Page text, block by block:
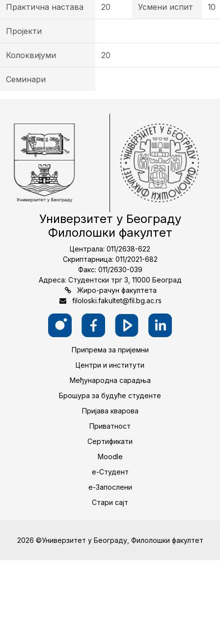
Практична настава 20 Усмени испит 10
Пројекти
Колоквијуми 20
Семинари
Универзитет у Београду
Филолошки факултет
Централа: 011/2638-622
Скриптарница: 011/2021-682
Факс: 011/2630-039
Адреса: Студентски трг 3, 11000 Београд
Жиро-рачун факултета
filoloski.fakultet@fil.bg.ac.rs
Припрема за пријемни
Центри и институти
Међународна сарадња
Брошура за будуће студенте
Пријава кварова
Приватност
Сертификати
Moodle
е-Студент
е-Запослени
Стари сајт
2026 ©Универзитет у Београду, Филолошки факултет